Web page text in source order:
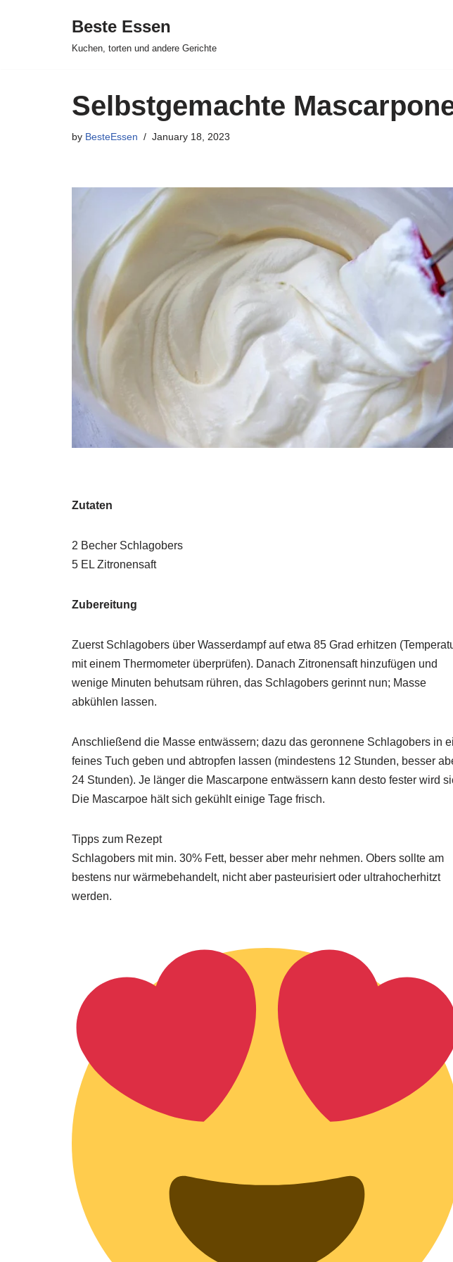
Beste Essen
Kuchen, torten und andere Gerichte
Selbstgemachte
by BesteEssen January 18, 2023
Zutaten
2 Becher Schlagobers
5 EL Zitronensaft
Zubereitung
Zuerst Schlagobers über Wasserdampf auf etwa 85 Grad erhitzen
mit einem Thermometer überprüfen). Danach Zitronensaft hinzufügen und
wenige Minuten behutsam rühren, das Schlagobers gerinnt nun; Masse
abkühlen lassen.
Anschließend die Masse entwässern; dazu das geronnene Schlagobers in
feines Tuch geben und abtropfen lassen (mindestens 12 Stunden, besser
24 Stunden). Je länger die Mascarpone entwässern kann desto fester wird
Die Mascarpoe hält sich gekühlt einige Tage frisch.
Tipps zum Rezept
Schlagobers mit min. 30% Fett, besser aber mehr nehmen. Obers sollte am
bestens nur wärmebehandelt, nicht aber pasteurisiert oder ultrahocherhitzt
werden.